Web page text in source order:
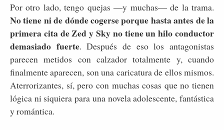
Por otro lado, tengo quejas ―y muchas― de la trama.
No tiene ni de dónde cogerse porque hasta antes de la
primera cita de Zed y Sky no tiene un hilo conductor
demasiado fuerte. Después de eso los antagonistas
parecen metidos con calzador totalmente y, cuando
finalmente aparecen, son una caricatura de ellos mismos.
Aterrorizantes, sí, pero con muchas cosas que no tienen
lógica ni siquiera para una novela adolescente, fantástica
y romántica.